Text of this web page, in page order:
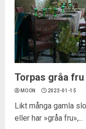
Torpas gråa fru
MOON 2023-01-15
Likt många gamla
eller har »gråa fru»,...